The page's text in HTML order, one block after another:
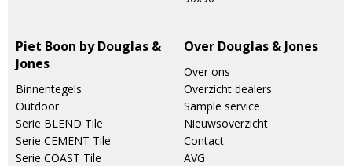
Piet Boon by Douglas &
Jones
Binnentegels
Outdoor
Serie BLEND Tile
Serie CEMENT Tile
Serie COAST Tile
Over Douglas & Jones
Over ons
Overzicht dealers
Sample service
Nieuwsoverzicht
Contact
AVG